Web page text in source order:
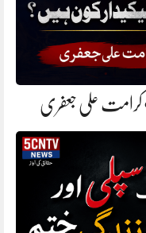
کرامت علی جعفری